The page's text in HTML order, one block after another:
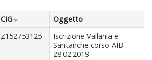
CIG
Oggetto
Z152753125
Iscrizione Vallania e
Santanche corso AIB
28.02.2019